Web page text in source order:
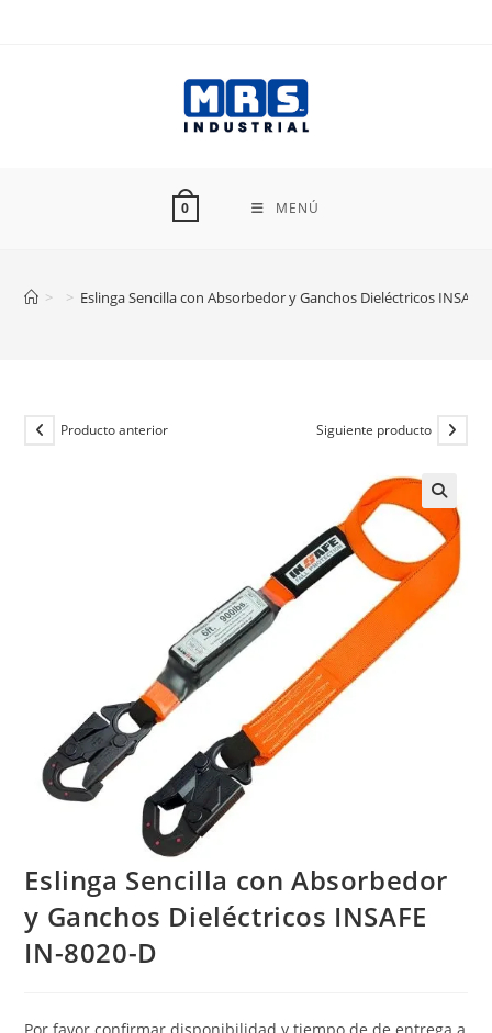
0 MENÚ
> > Eslinga Sencilla con Absorbedor y Ganchos Dieléctricos INSAFE
Producto anterior Siguiente producto
Eslinga Sencilla con Absorbedor
y Ganchos Dieléctricos INSAFE
IN-8020-D